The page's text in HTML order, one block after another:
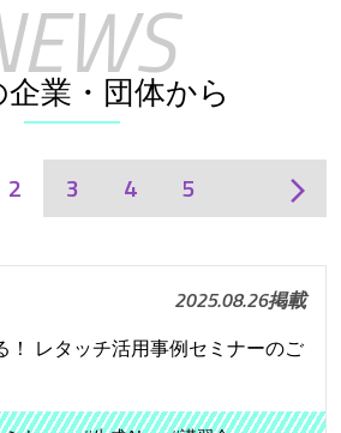
業・団体から
2 3 4 5 arrow_forward_ios
2025.08.26掲載
！ レタッチ活用事例セミナーのご